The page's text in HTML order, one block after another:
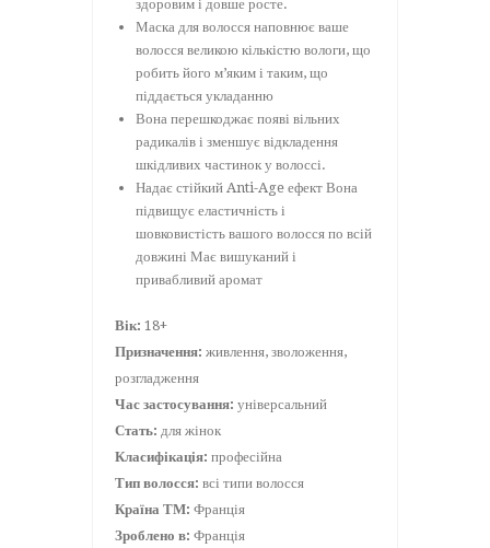
здоровим і довше росте.
Маска для волосся наповнює ваше
волосся великою кількістю вологи, що
робить його м’яким і таким, що
піддається укладанню
Вона перешкоджає появі вільних
радикалів і зменшує відкладення
шкідливих частинок у волоссі.
Надає стійкий Anti-Age ефект Вона
підвищує еластичність і
шовковистість вашого волосся по всій
довжині Має вишуканий і
привабливий аромат
Вік: 18+
Призначення: живлення, зволоження,
розгладження
Час застосування: універсальний
Стать: для жінок
Класифікація: професійна
Тип волосся: всі типи волосся
Країна ТМ: Франція
Зроблено в: Франція